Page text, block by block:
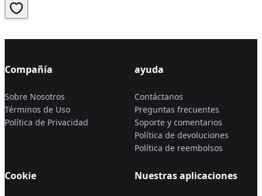
Compañía
Sobre Nosotros
Términos de Uso
Política de Privacidad
ayuda
Contáctanos
Preguntas frecuentes
Soporte y comentarios
Política de devoluciones
Política de reembolsos
Cookie Nuestras aplicaciones